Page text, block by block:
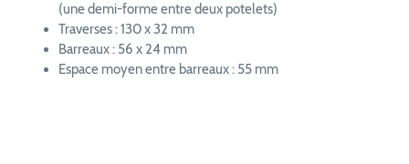
(une demi-forme entre deux potelets)
Traverses : 130 x 32 mm
Barreaux : 56 x 24 mm
Espace moyen entre barreaux : 55 mm